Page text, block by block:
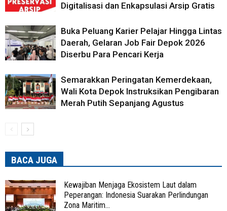
Digitalisasi dan Enkapsulasi Arsip Gratis
Buka Peluang Karier Pelajar Hingga Lintas
Daerah, Gelaran Job Fair Depok 2026
Diserbu Para Pencari Kerja
Semarakkan Peringatan Kemerdekaan,
Wali Kota Depok Instruksikan Pengibaran
Merah Putih Sepanjang Agustus
BACA JUGA
Kewajiban Menjaga Ekosistem Laut dalam
Peperangan: Indonesia Suarakan Perlindungan
Zona Maritim...